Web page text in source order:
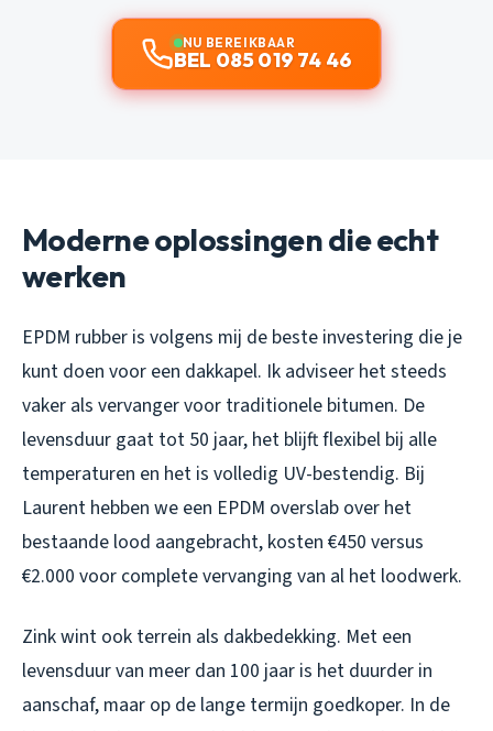
NU BEREIKBAAR
BEL 085 019 74 46
Moderne oplossingen die echt
werken
EPDM rubber is volgens mij de beste investering die je
kunt doen voor een dakkapel. Ik adviseer het steeds
vaker als vervanger voor traditionele bitumen. De
levensduur gaat tot 50 jaar, het blijft flexibel bij alle
temperaturen en het is volledig UV-bestendig. Bij
Laurent hebben we een EPDM overslab over het
bestaande lood aangebracht, kosten €450 versus
€2.000 voor complete vervanging van al het loodwerk.
Zink wint ook terrein als dakbedekking. Met een
levensduur van meer dan 100 jaar is het duurder in
aanschaf, maar op de lange termijn goedkoper. In de